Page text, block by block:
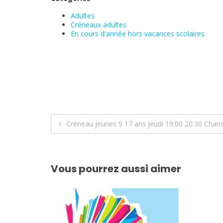
Adultes
Créneaux adultes
En cours d'année hors vacances scolaires
Navigation
l’article
Créneau jeunes 9 17 ans jeudi 19:00 20:30
Vous pourrez aussi aimer